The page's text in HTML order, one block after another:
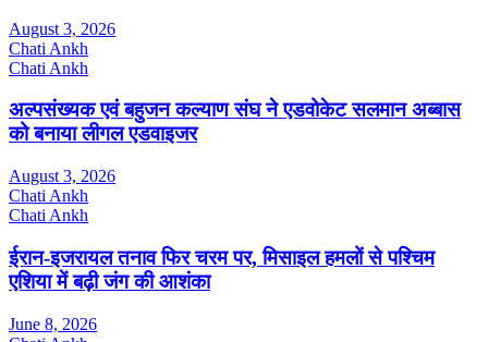
August 3, 2026
Chati Ankh
Chati Ankh
अल्पसंख्यक एवं बहुजन कल्याण संघ ने एडवोकेट सलमान अब्बास
को बनाया लीगल एडवाइजर
August 3, 2026
Chati Ankh
Chati Ankh
ईरान-इजरायल तनाव फिर चरम पर, मिसाइल हमलों से पश्चिम
एशिया में बढ़ी जंग की आशंका
June 8, 2026